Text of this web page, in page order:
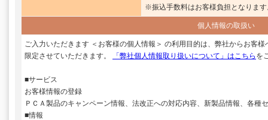
※振込手数料はお客様負担となります
個人情報の取扱い
ご入力いただきます ＜お客様の個人情報＞ の利用目的は、弊社からお客
限定させていただきます。
「弊社個人情報取り扱いについて」はこちら を
■サービス
お客様情報の登録
ＰＣＡ製品のキャンペーン情報、法改正への対応内容、新製品情報、各種
■情報